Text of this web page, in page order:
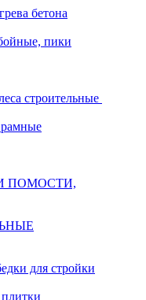
бетона
пики
строительные
рамные
ПОМОСТИ,
для стройки